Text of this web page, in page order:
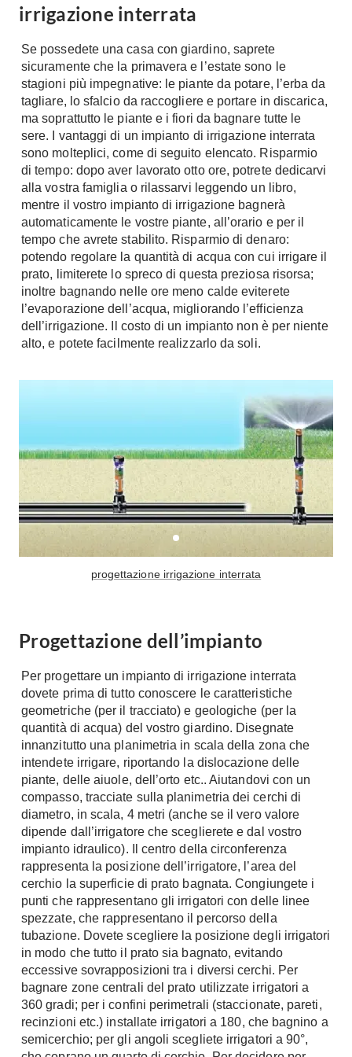
Pareti Attrezzate
Porta Tv
Contatti
Divani
Divani moderni
Divani classici
Poltrone
Poltroncine
Divanoletto
Chaise Longue
Divani Angolo
Divani in Pelle
Complementi
Sedie
Oggettistica
Complementi arredo
Notte
Letti
Comodino
Piumini
Letti Contenitore
Letti a Scomparsa
Armadi
Armadio ante Battenti
Armadi ante
Scorrevoli
Cabine Armadio
Armadi su misura
Armadi Angolo
I consigli sugli armadi
Camerette
Camerette Ragazzi
Camerette Bambini
Letti a Castello
Per Neonati
Lettini
Ecologia
Geotermia
Case in Legno
Case Prefabbricate
Fotovoltaico
Riciclo
Energie Rinnovabili
Bioedilizia
Teleriscaldamento
Cura della casa
Pulizia
Detergenti
Lavapavimenti
Progetti
Ristrutturazione
Progetto
Norme
Il Verde
Restauri
Hi-Fi
Home-Theatre
Console
Porte
Blindate
Porte Interne
Porte Scorrevoli
Portoni
Maniglie
Finestre
Finestre Pvc
Finestre Alluminio
Finestre Legno
Persiane
Scale
irrigazione interrata
Se possedete una casa con giardino, saprete
sicuramente che la primavera e l’estate sono le
stagioni più impegnative: le piante da potare, l’erba da
tagliare, lo sfalcio da raccogliere e portare in discarica,
ma soprattutto le piante e i fiori da bagnare tutte le
sere. I vantaggi di un impianto di irrigazione interrata
sono molteplici, come di seguito elencato. Risparmio
di tempo: dopo aver lavorato otto ore, potrete dedicarvi
alla vostra famiglia o rilassarvi leggendo un libro,
mentre il vostro impianto di irrigazione bagnerà
automaticamente le vostre piante, all’orario e per il
tempo che avrete stabilito. Risparmio di denaro:
potendo regolare la quantità di acqua con cui irrigare il
prato, limiterete lo spreco di questa preziosa risorsa;
inoltre bagnando nelle ore meno calde eviterete
l’evaporazione dell’acqua, migliorando l’efficienza
dell’irrigazione. Il costo di un impianto non è per niente
alto, e potete facilmente realizzarlo da soli.
progettazione irrigazione interrata
Progettazione dell’impianto
Per progettare un impianto di irrigazione interrata
dovete prima di tutto conoscere le caratteristiche
geometriche (per il tracciato) e geologiche (per la
quantità di acqua) del vostro giardino. Disegnate
innanzitutto una planimetria in scala della zona che
intendete irrigare, riportando la dislocazione delle
piante, delle aiuole, dell’orto etc.. Aiutandovi con un
compasso, tracciate sulla planimetria dei cerchi di
diametro, in scala, 4 metri (anche se il vero valore
dipende dall’irrigatore che sceglierete e dal vostro
impianto idraulico). Il centro della circonferenza
rappresenta la posizione dell’irrigatore, l’area del
cerchio la superficie di prato bagnata. Congiungete i
punti che rappresentano gli irrigatori con delle linee
spezzate, che rappresentano il percorso della
tubazione. Dovete scegliere la posizione degli irrigatori
in modo che tutto il prato sia bagnato, evitando
eccessive sovrapposizioni tra i diversi cerchi. Per
bagnare zone centrali del prato utilizzate irrigatori a
360 gradi; per i confini perimetrali (staccionate, pareti,
recinzioni etc.) installate irrigatori a 180, che bagnino a
semicerchio; per gli angoli scegliete irrigatori a 90°,